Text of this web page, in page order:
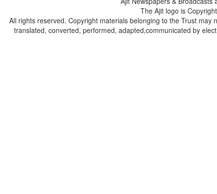
The Ajit logo is
All rights reserved. Copyright materials belonging to the Trust
translated, converted, performed, adapted,communicated by